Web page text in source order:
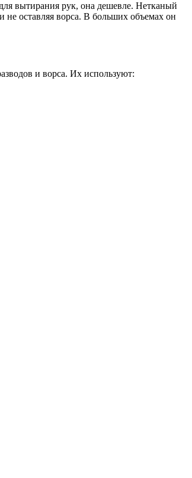
вытирания рук, она дешевле. Нетканый
не оставляя ворса. В больших объемах он
и ворса. Их используют: